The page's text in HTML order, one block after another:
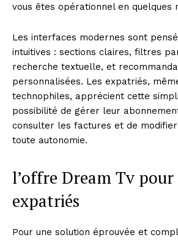
vous êtes opérationnel en quelques
Les interfaces modernes sont
intuitives : sections claires, filtres
recherche textuelle, et
personnalisées. Les expatriés,
technophiles, apprécient cette
possibilité de gérer leur
consulter les factures et de
toute autonomie.
l’offre Dream Tv pour
expatriés
Pour une solution éprouvée et